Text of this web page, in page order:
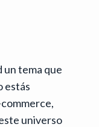
un tema que
estás
universo